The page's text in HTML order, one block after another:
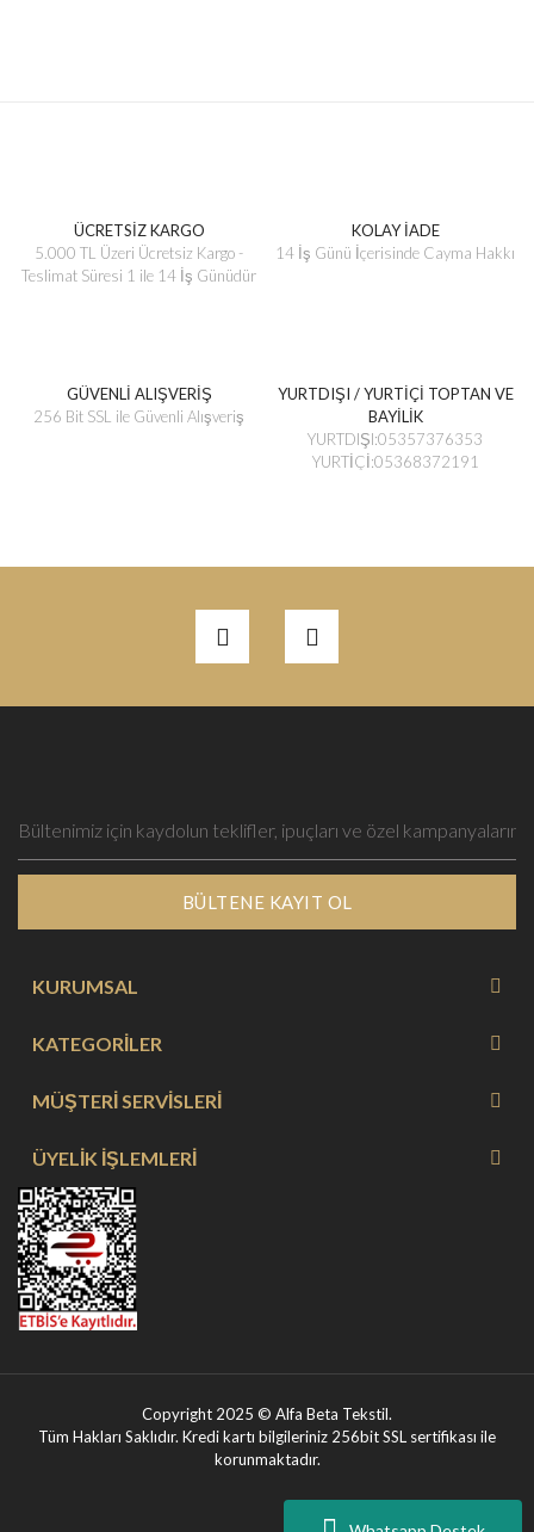
ÜCRETSİZ KARGO
5.000 TL Üzeri Ücretsiz Kargo -
Teslimat Süresi 1 ile 14 İş Günüdür
KOLAY İADE
14 İş Günü İçerisinde Cayma Hakkı
GÜVENLİ ALIŞVERİŞ
256 Bit SSL ile Güvenli Alışveriş
YURTDIŞI / YURTİÇİ TOPTAN VE
BAYİLİK
YURTDIŞI:05357376353
YURTİÇİ:05368372191
BÜLTENE KAYIT OL
KURUMSAL
KATEGORİLER
MÜŞTERİ SERVİSLERİ
ÜYELİK İŞLEMLERİ
Copyright 2025 © Alfa Beta Tekstil.
Tüm Hakları Saklıdır. Kredi kartı bilgileriniz 256bit SSL sertifikası ile
korunmaktadır.